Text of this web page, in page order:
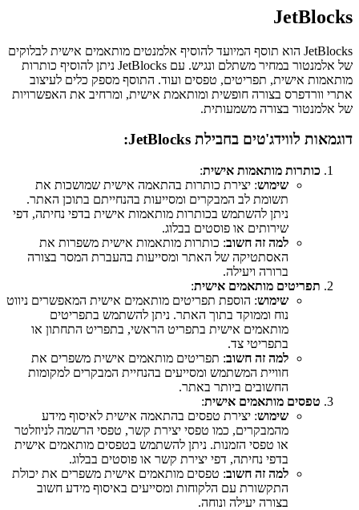
JetBlocks
JetBlocks הוא תוסף המיועד להוסיף אלמנטים מותאמים אישית לבלוקים
של אלמנטור במחיר משתלם ונגיש. עם JetBlocks ניתן להוסיף כותרות
מותאמות אישית, תפריטים, טפסים ועוד. התוסף מספק כלים לעיצוב
אתרי וורדפרס בצורה חופשית ומותאמת אישית, ומרחיב את האפשרויות
של אלמנטור בצורה משמעותית.
דוגמאות לווידג'טים בחבילת JetBlocks:
כותרות מותאמות אישית:
שימוש: יצירת כותרות בהתאמה אישית שמושכות את
תשומת לב המבקרים ומסייעות בהנחייתם בתוכן האתר.
ניתן להשתמש בכותרות מותאמות אישית בדפי נחיתה, דפי
שירותים או פוסטים בבלוג.
למה זה חשוב: כותרות מותאמות אישית משפרות את
האסתטיקה של האתר ומסייעות בהעברת המסר בצורה
ברורה ויעילה.
תפריטים מותאמים אישית:
שימוש: הוספת תפריטים מותאמים אישית המאפשרים ניווט
נוח וממוקד בתוך האתר. ניתן להשתמש בתפריטים
מותאמים אישית בתפריט הראשי, בתפריט התחתון או
בתפריטי צד.
למה זה חשוב: תפריטים מותאמים אישית משפרים את
חוויית המשתמש ומסייעים בהנחיית המבקרים למקומות
החשובים ביותר באתר.
טפסים מותאמים אישית:
שימוש: יצירת טפסים בהתאמה אישית לאיסוף מידע
מהמבקרים, כמו טפסי יצירת קשר, טפסי הרשמה לניוזלטר
או טפסי הזמנות. ניתן להשתמש בטפסים מותאמים אישית
בדפי נחיתה, דפי יצירת קשר או פוסטים בבלוג.
למה זה חשוב: טפסים מותאמים אישית משפרים את יכולת
התקשורת עם הלקוחות ומסייעים באיסוף מידע חשוב
בצורה יעילה ונוחה.